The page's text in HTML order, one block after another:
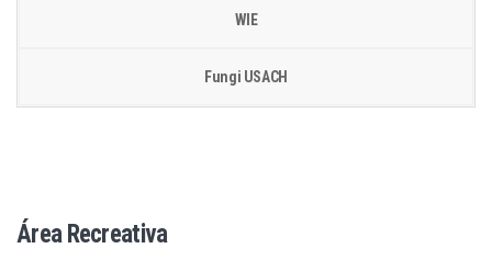
WIE
Fungi USACH
Área Recreativa